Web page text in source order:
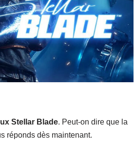
Stellar Blade. Peut-on dire que la
réponds dès maintenant.